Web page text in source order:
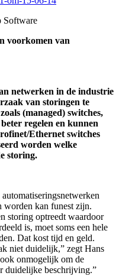
Software
voorkomen van
netwerken in de industrie
van storingen te
(managed) switches,
regelen en kunnen
Ethernet switches
worden welke
storing.
worden kan funest zijn.
storing optreedt waardoor
is, moet soms een hele
Dat kost tijd en geld.
niet duidelijk,” zegt Hans
onmogelijk om de
duidelijke beschrijving.”